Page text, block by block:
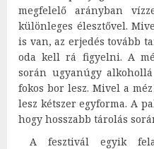
megfelelő arányban
különleges élesztővel.
is van, az erjedés tovább
oda kell rá figyelni. A
során ugyanúgy
fokos bor lesz. Mivel a
lesz kétszer egyforma. A
hogy hosszabb tárolás
A fesztivál egyik